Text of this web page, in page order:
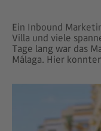
Ein Inbound
Villa und viele
Tage lang war das
Málaga. Hier